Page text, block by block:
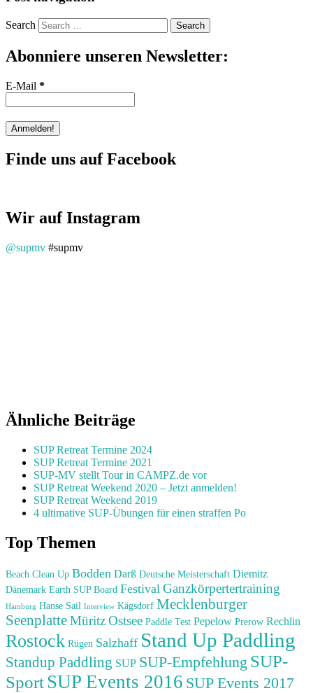
Search
Abonniere unseren Newsletter:
E-Mail *
Finde uns auf Facebook
Wir auf Instagram
@supmv #supmv
Ähnliche Beiträge
SUP Retreat Termine 2024
SUP Retreat Termine 2021
SUP-MV stellt Tour in CAMPZ.de vor
SUP Retreat Weekend 2020 – Jetzt anmelden!
SUP Retreat Weekend 2019
4 ultimative SUP-Übungen für einen straffen Po
Top Themen
Beach Clean Up Bodden Darß Deutsche Meisterschaft Diemitz
Dänemark Earth SUP Board Festival Ganzkörpertertraining
Hamburg Hanse Sail Interview Kägsdorf Mecklenburger
SeenplatteMüritzOstsee Paddle Test Pepelow Prerow Rechlin
Rostock Rügen Salzhaff Stand Up Paddling
Standup Paddling SUP SUP-Empfehlung SUP-
SportSUP Events 2016 SUP Events 2017